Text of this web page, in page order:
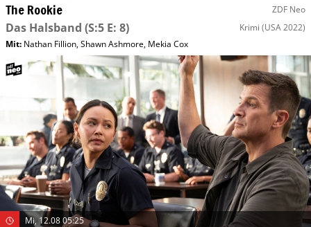
The Rookie ZDF Neo
Das Halsband (S:5 E: 8) Krimi (USA 2022)
Mit: Nathan Fillion,Shawn Ashmore, Mekia Cox
Mi, 12.08 05:25